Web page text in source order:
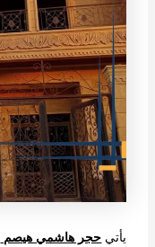
يأتي حجر هاشمي هيصم